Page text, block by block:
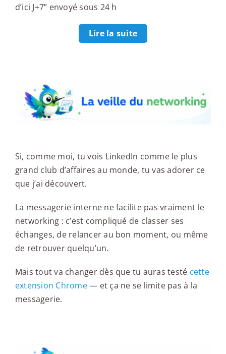
d’ici J+7” envoyé sous 24 h
Lire la suite
Si, comme moi, tu vois LinkedIn comme le plus
grand club d’affaires au monde, tu vas adorer ce
que j’ai découvert.
La messagerie interne ne facilite pas vraiment le
networking : c’est compliqué de classer ses
échanges, de relancer au bon moment, ou même
de retrouver quelqu’un.
Mais tout va changer dès que tu auras testé cette
extension Chrome— et ça ne se limite pas à la
messagerie.